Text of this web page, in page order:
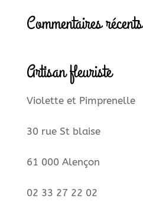
Commentaires récents
Artisan fleuriste
Violette et Pimprenelle
30 rue St blaise
61 000 Alençon
02 33 27 22 02